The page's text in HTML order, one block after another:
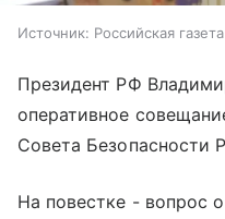
Источник: Российская газета
Президент РФ
оперативное
Совета Безопасности
На повестке - вопрос